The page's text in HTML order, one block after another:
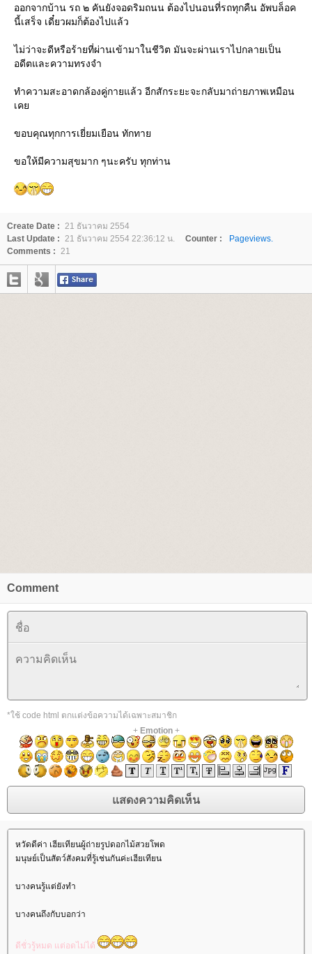
ออกจากบ้าน รถ ๒ คันยังจอดริมถนน ต้องไปนอนที่รถทุกคืน อัพบล็อค
นี้เสร็จ เดี๋ยวผมก็ต้องไปแล้ว
ไม่ว่าจะดีหรือร้ายที่ผ่านเข้ามาในชีวิต มันจะผ่านเราไปกลายเป็น
อดีตและความทรงจำ
ทำความสะอาดกล้องคู่กายแล้ว อีกสักระยะจะกลับมาถ่ายภาพเหมือน
เค
ขอบคุณทุกการเยี่ยมเยือน ทักทา
ขอให้มีความสุขมาก ๆนะครับ ทุกท่าน
Create Date : 21 ธันวาคม 2554
Last Update : 21 ธันวาคม 2554 22:36:12 น. Counter :
Pageviews.
Comments : 21
Comment
*ใช้ code html ตกแต่งข้อความได้เฉพาะสมาชิก
+ Emotion+
หวัดดีค่า เฮียเทียนผู้ถ่ายรูปดอกไม้สวยโพด
มนุษย์เป็นสัตว์สังคมที่รู้เช่นกันค่ะเฮียเทียน
บางคนรู้แต่ยังทำ
บางคนถึงกับบอกว่า
ดีชั่วรู้หมด แต่อดไม่ได้